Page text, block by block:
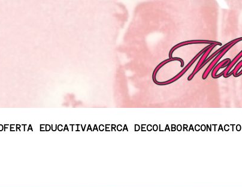
EDUCATIVAACERCA DECOLABORACONTACTO